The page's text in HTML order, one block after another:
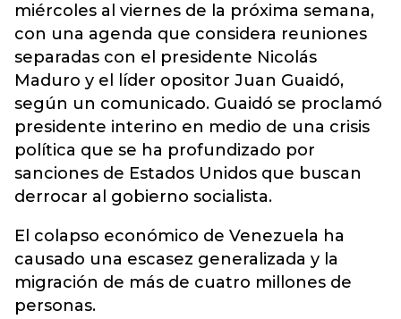
miércoles al viernes de la próxima semana,
con una agenda que considera reuniones
separadas con el presidente Nicolás
Maduro y el líder opositor Juan Guaidó,
según un comunicado. Guaidó se proclamó
presidente interino en medio de una crisis
política que se ha profundizado por
sanciones de Estados Unidos que buscan
derrocar al gobierno socialista.
El colapso económico de Venezuela ha
causado una escasez generalizada y la
migración de más de cuatro millones de
personas.